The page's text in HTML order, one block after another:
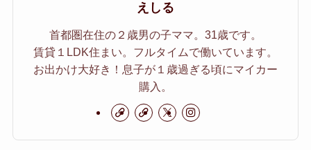
えしる
首都圏在住の２歳男の子ママ。31歳です。
賃貸１LDK住まい。フルタイムで働いています。
お出かけ大好き！息子が１歳過ぎる頃にマイカー
購入。